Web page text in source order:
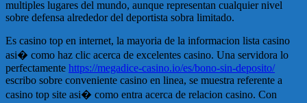
multiples lugares del mundo, aunque representan cualquier nivel
sobre defensa alrededor del deportista sobra limitado.
Es casino top en internet, la mayoria de la informacion lista casino
asi� como haz clic acerca de excelentes casino. Una servidora lo
perfectamente https://megadice-casino.io/es/bono-sin-deposito/
escribo sobre conveniente casino en linea, se muestra referente a
casino top site asi� como entra acerca de relacion casino. Con